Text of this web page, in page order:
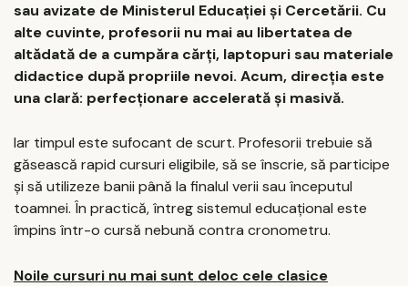
sau avizate de Ministerul Educației și Cercetării. Cu
alte cuvinte, profesorii nu mai au libertatea de
altădată de a cumpăra cărți, laptopuri sau materiale
didactice după propriile nevoi. Acum, direcția este
una clară: perfecționare accelerată și masivă.
Iar timpul este sufocant de scurt. Profesorii trebuie să
găsească rapid cursuri eligibile, să se înscrie, să participe
și să utilizeze banii până la finalul verii sau începutul
toamnei. În practică, întreg sistemul educațional este
împins într-o cursă nebună contra cronometru.
Noile cursuri nu mai sunt deloc cele clasice